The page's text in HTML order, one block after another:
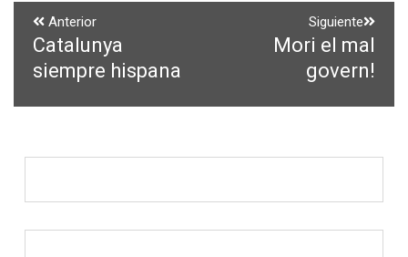
Navegación
de
entradas
Anterior
Entrada
anterior:
Catalunya
siempre hispana
Siguiente
Mori el mal
govern!